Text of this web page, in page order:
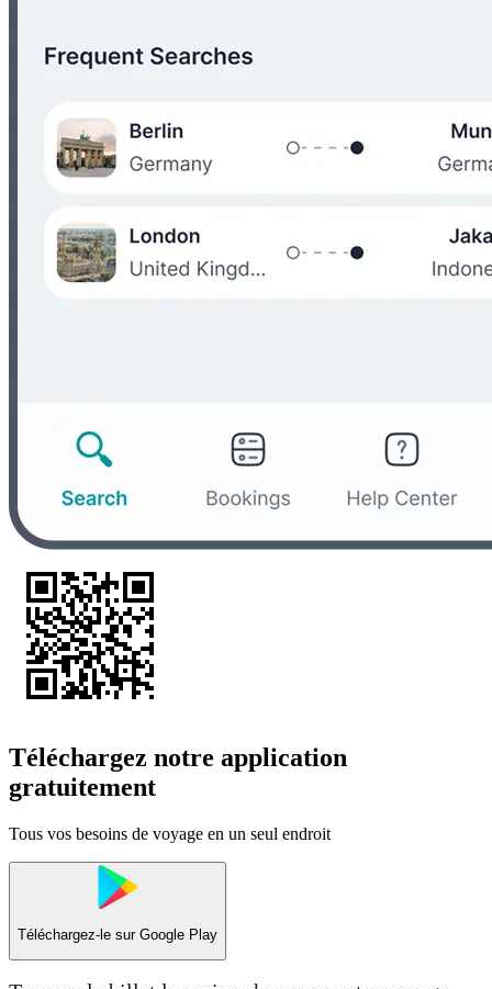
Téléchargez notre application
gratuitement
Tous vos besoins de voyage en un seul endroit
Téléchargez-le sur Google Play